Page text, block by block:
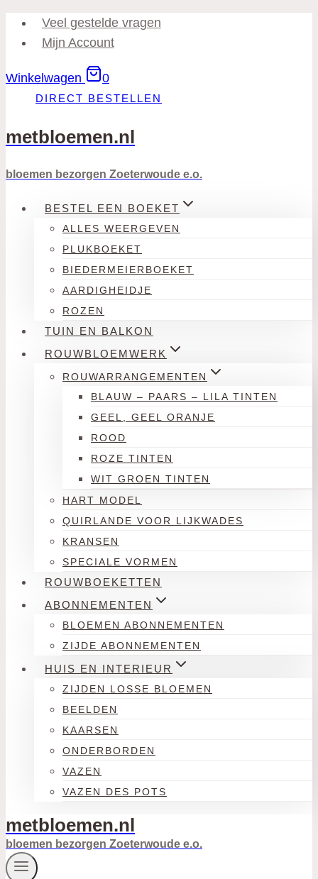
Doorgaan
naar
Veel gestelde vragen
Mijn Account
Winkelwagen 0
DIRECT BESTELLEN
metbloemen.nl
bloemen bezorgen Zoeterwoude e.o.
BESTEL EEN BOEKET
ALLES WEERGEVEN
PLUKBOEKET
BIEDERMEIERBOEKET
AARDIGHEIDJE
ROZEN
TUIN EN BALKON
ROUWBLOEMWERK
ROUWARRANGEMENTEN
BLAUW – PAARS – LILA TINTEN
GEEL, GEEL ORANJE
ROOD
ROZE TINTEN
WIT GROEN TINTEN
HART MODEL
QUIRLANDE VOOR LIJKWADES
KRANSEN
SPECIALE VORMEN
ROUWBOEKETTEN
ABONNEMENTEN
BLOEMEN ABONNEMENTEN
ZIJDE ABONNEMENTEN
HUIS EN INTERIEUR
ZIJDEN LOSSE BLOEMEN
BEELDEN
KAARSEN
ONDERBORDEN
VAZEN
VAZEN DES POTS
metbloemen.nl
bloemen bezorgen Zoeterwoude e.o.